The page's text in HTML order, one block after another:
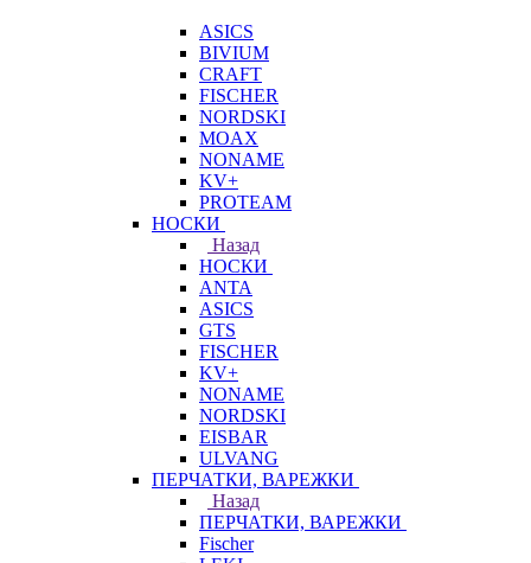
ASICS
BIVIUM
CRAFT
FISCHER
NORDSKI
MOAX
NONAME
KV+
PROTEAM
НОСКИ
Назад
НОСКИ
ANTA
ASICS
GTS
FISCHER
KV+
NONAME
NORDSKI
EISBAR
ULVANG
ПЕРЧАТКИ, ВАРЕЖКИ
Назад
ПЕРЧАТКИ, ВАРЕЖКИ
Fischer